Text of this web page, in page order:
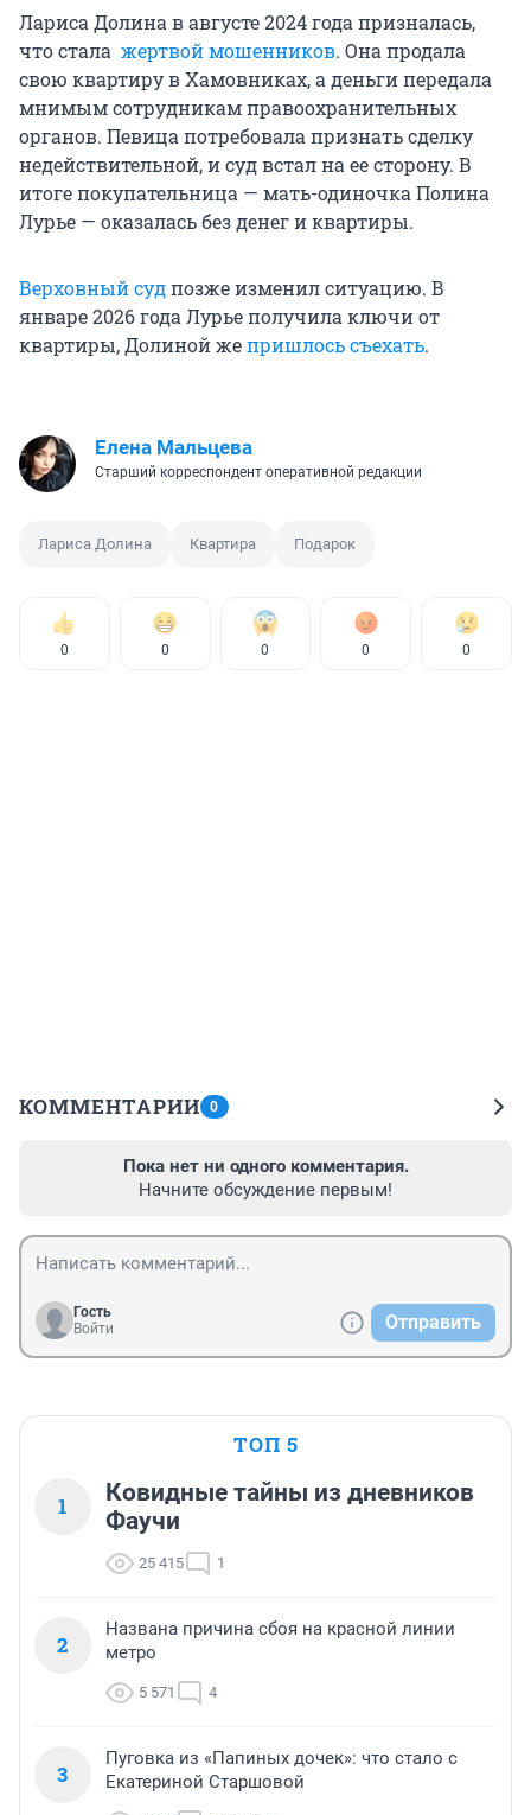
Лариса Долина в августе 2024 года призналась,
что стала жертвой мошенников. Она продала
свою квартиру в Хамовниках, а деньги передала
мнимым сотрудникам правоохранительных
органов. Певица потребовала признать сделку
недействительной, и суд встал на ее сторону. В
итоге покупательница — мать-одиночка Полина
Лурье — оказалась без денег и квартиры.
Верховный судпозже изменил ситуацию. В
январе 2026 года Лурье получила ключи от
квартиры, Долиной жепришлось съехать.
Елена Мальцева
Старший корреспондент оперативной редакции
Лариса Долина Квартира Подарок
0 0 0 0 0
КОММЕНТАРИИ 0
Пока нет ни одного комментария.
Начните обсуждение первым!
Гость
Войти
Отправить
ТОП 5
1
Ковидные тайны из дневников
Фаучи
25 415 1
2
Названа причина сбоя на красной линии
метро
5 571 4
3
Пуговка из «Папиных дочек»: что стало с
Екатериной Старшовой